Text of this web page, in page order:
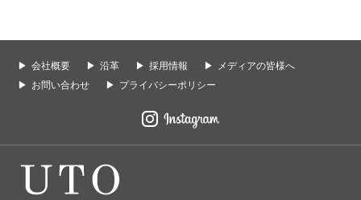
会社概要 沿革 採用情報
メディアの皆様へ
お問い合わせ
プライバシーポリシー